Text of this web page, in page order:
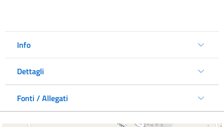
Info
Dettagli
Fonti / Allegati